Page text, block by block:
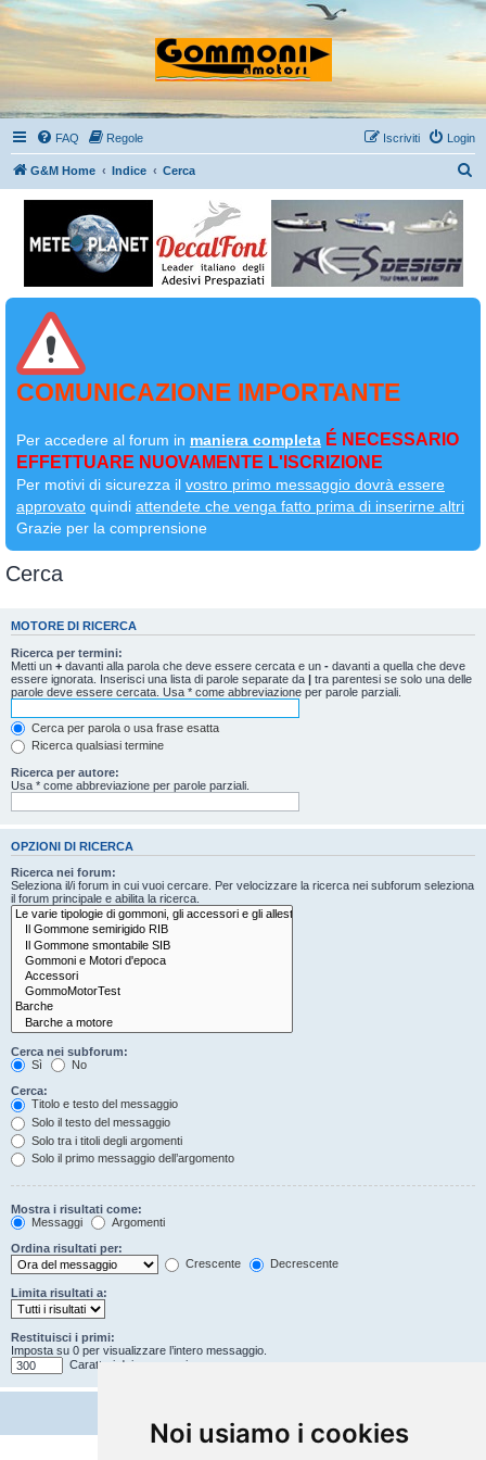
Noi usiamo i cookies
FAQ Regole Login
Iscriviti
G&M Home Indice Cerca
COMUNICAZIONE IMPORTANTE
Per accedere al forum in maniera completa É NECESSARIO
EFFETTUARE NUOVAMENTE L'ISCRIZIONE
Per motivi di sicurezza il vostro primo messaggio dovrà essere
approvato quindi attendete che venga fatto prima di inserirne altri
Grazie per la comprensione
Cerca
MOTORE DI RICERCA
Ricerca per termini:
Metti un + davanti alla parola che deve essere cercata e un - davanti a quella che deve
essere ignorata. Inserisci una lista di parole separate da | tra parentesi se solo una delle
parole deve essere cercata. Usa * come abbreviazione per parole parziali.
Cerca per parola o usa frase esatta
Ricerca qualsiasi termine
Ricerca per autore:
Usa * come abbreviazione per parole parziali.
OPZIONI DI RICERCA
Ricerca nei forum:
Seleziona il/i forum in cui vuoi cercare. Per velocizzare la ricerca nei subforum seleziona
il forum principale e abilita la ricerca.
Cerca nei subforum:
Sì
No
Cerca:
Titolo e testo del messaggio
Solo il testo del messaggio
Solo tra i titoli degli argomenti
Solo il primo messaggio dell’argomento
Mostra i risultati come:
Messaggi
Argomenti
Ordina risultati per:
Crescente
Decrescente
Limita risultati a:
Restituisci i primi:
Imposta su 0 per visualizzare l’intero messaggio.
Caratteri dei messaggi